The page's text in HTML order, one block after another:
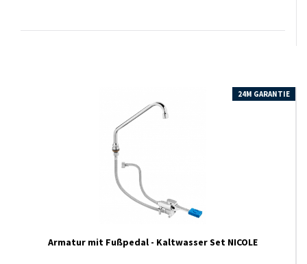
24M GARANTIE
Armatur mit Fußpedal - Kaltwasser Set NICOLE